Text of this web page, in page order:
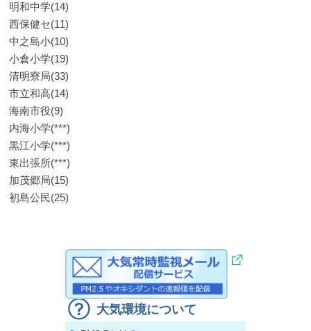
明和中学(14)
西保健セ(11)
中之島小(10)
小倉小学(19)
清明寮局(33)
市立和高(14)
海南市役(9)
内海小学(***)
黒江小学(***)
東出張所(***)
加茂郷局(15)
初島公民(25)
大気環境について